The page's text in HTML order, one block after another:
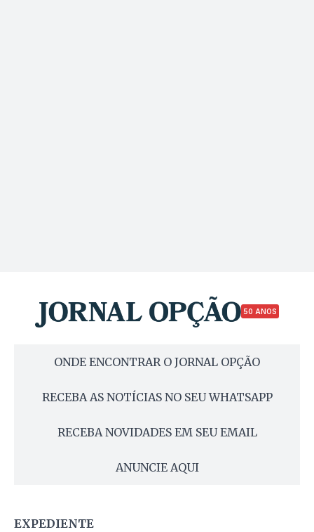
50 ANOS
ONDE ENCONTRAR O JORNAL OPÇÃO
RECEBA AS NOTÍCIAS NO SEU WHATSAPP
RECEBA NOVIDADES EM SEU EMAIL
ANUNCIE AQUI
EXPEDIENTE